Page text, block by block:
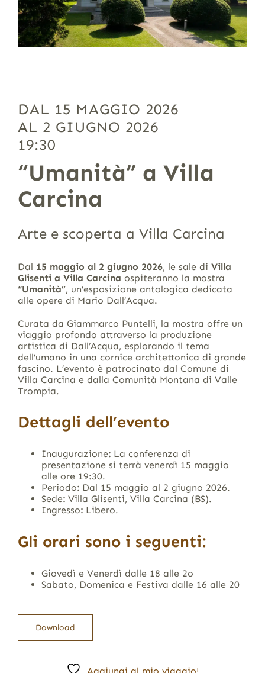
DAL 15 MAGGIO 2026
AL 2 GIUGNO 2026
19:30
“Umanità” a Villa
Carcina
Arte e scoperta a Villa Carcina
Dal 15 maggio al 2 giugno 2026, le sale di Villa
Glisentia Villa Carcina ospiteranno la mostra
“Umanità”, un’esposizione antologica dedicata
alle opere di Mario Dall’Acqua.
Curata da Giammarco Puntelli, la mostra offre un
viaggio profondo attraverso la produzione
artistica di Dall’Acqua, esplorando il tema
dell’umano in una cornice architettonica di grande
fascino. L’evento è patrocinato dal Comune di
Villa Carcina e dalla Comunità Montana di Valle
Trompia.
Dettagli dell’evento
Inaugurazione:La conferenza di
presentazione si terrà venerdì 15 maggio
alle ore 19:30.
Periodo:Dal 15 maggio al 2 giugno 2026.
Sede:Villa Glisenti, Villa Carcina (BS).
Ingresso:Libero.
Gli orari sono i seguenti:
Giovedì e Venerdì dalle 18 alle 2o
Sabato, Domenica e Festiva dalle 16 alle 20
Download